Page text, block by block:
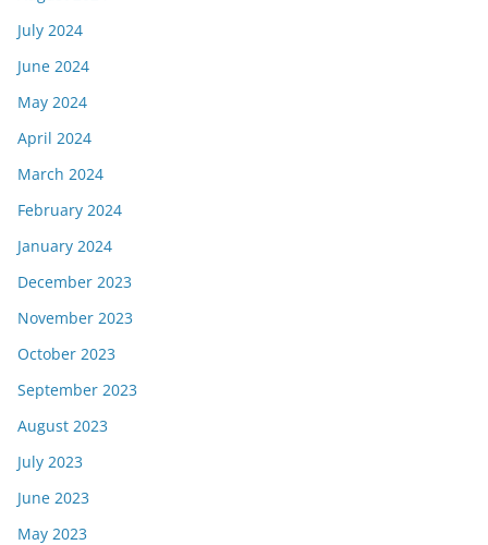
July 2024
June 2024
May 2024
April 2024
March 2024
February 2024
January 2024
December 2023
November 2023
October 2023
September 2023
August 2023
July 2023
June 2023
May 2023